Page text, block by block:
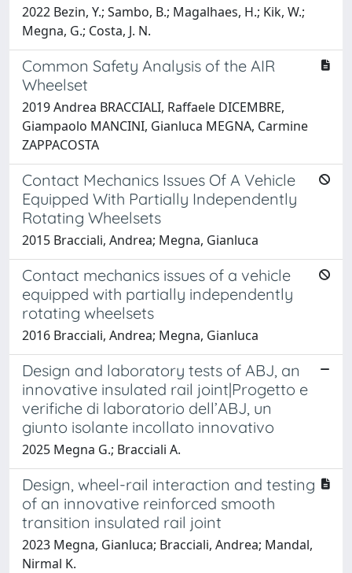
2022 Bezin, Y.; Sambo, B.; Magalhaes, H.; Kik, W.;
Megna, G.; Costa, J. N.
Common Safety Analysis of the AIR
Wheelset
2019 Andrea BRACCIALI, Raffaele DICEMBRE,
Giampaolo MANCINI, Gianluca MEGNA, Carmine
ZAPPACOSTA
Contact Mechanics Issues Of A Vehicle
Equipped With Partially Independently
Rotating Wheelsets
2015 Bracciali, Andrea; Megna, Gianluca
Contact mechanics issues of a vehicle
equipped with partially independently
rotating wheelsets
2016 Bracciali, Andrea; Megna, Gianluca
Design and laboratory tests of ABJ, an
innovative insulated rail joint|Progetto e
verifiche di laboratorio dell’ABJ, un
giunto isolante incollato innovativo
2025 Megna G.; Bracciali A.
Design, wheel-rail interaction and testing
of an innovative reinforced smooth
transition insulated rail joint
2023 Megna, Gianluca; Bracciali, Andrea; Mandal,
Nirmal K.